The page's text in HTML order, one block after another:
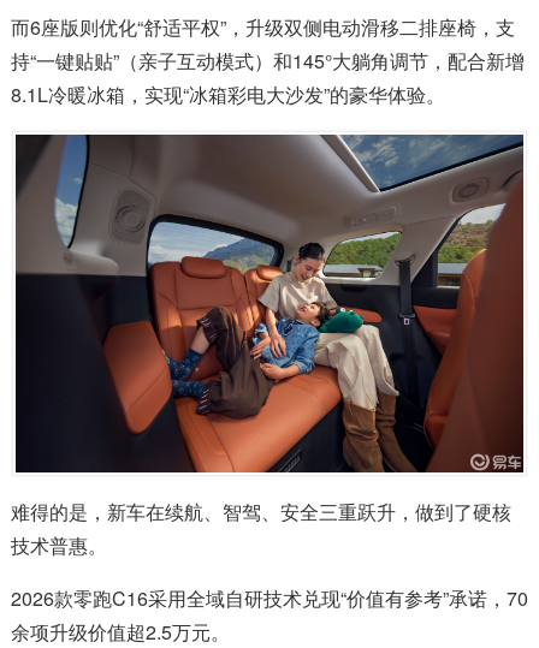
而6座版则优化“舒适平权”，升级双侧电动滑移二排座椅，支
持“一键贴贴”（亲子互动模式）和145°大躺角调节，配合新增
8.1L冷暖冰箱，实现“冰箱彩电大沙发”的豪华体验。
难得的是，新车在续航、智驾、安全三重跃升，做到了硬核
技术普惠。
2026款零跑C16采用全域自研技术兑现“价值有参考”承诺，70
余项升级价值超2.5万元。